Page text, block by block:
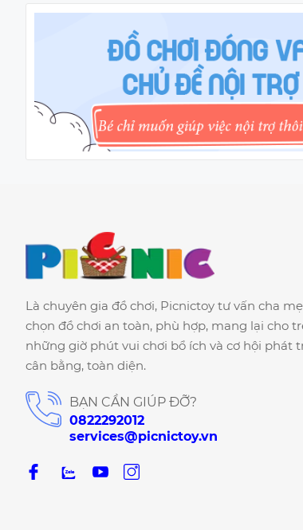
Là chuyên gia đồ chơi, Picnictoy tư vấn cha
chọn đồ chơi an toàn, phù hợp, mang lại cho
những giờ phút vui chơi bổ ích và cơ hội phát
cân bằng, toàn diện.
BẠN CẦN GIÚP ĐỠ?
0822292012
services@picnictoy.vn